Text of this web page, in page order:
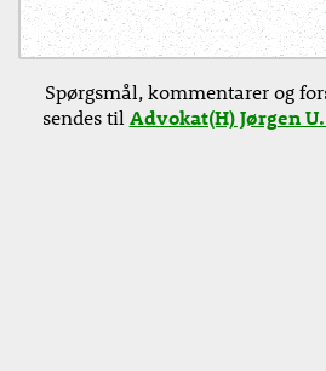
Spørgsmål, kommentarer og
sendes tilAdvokat(H) Jørgen